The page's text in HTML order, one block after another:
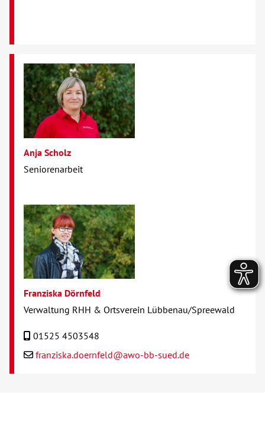
Anja Scholz
Seniorenarbeit
Franziska Dörnfeld
Verwaltung RHH & Ortsverein Lübbenau/Spreewald
01525 4503548
franziska.doernfeld@awo-bb-sued.de